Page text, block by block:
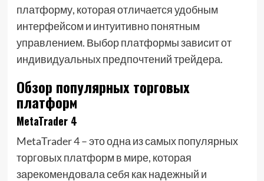
платформу, которая отличается удобным
интерфейсом и интуитивно понятным
управлением. Выбор платформы зависит от
индивидуальных предпочтений трейдера.
Обзор популярных торговых
платформ
MetaTrader 4
MetaTrader 4 – это одна из самых популярных
торговых платформ в мире, которая
зарекомендовала себя как надежный и